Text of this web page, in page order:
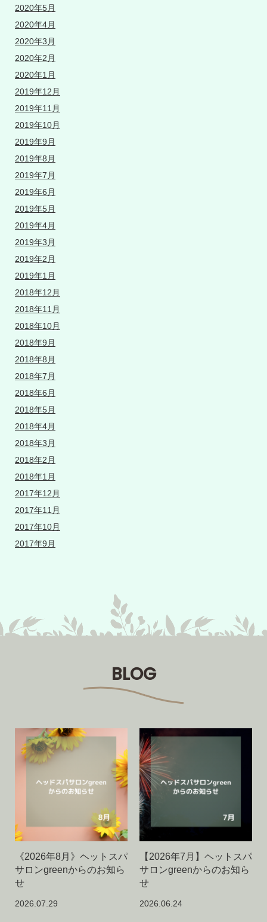
2020年5月
2020年4月
2020年3月
2020年2月
2020年1月
2019年12月
2019年11月
2019年10月
2019年9月
2019年8月
2019年7月
2019年6月
2019年5月
2019年4月
2019年3月
2019年2月
2019年1月
2018年12月
2018年11月
2018年10月
2018年9月
2018年8月
2018年7月
2018年6月
2018年5月
2018年4月
2018年3月
2018年2月
2018年1月
2017年12月
2017年11月
2017年10月
2017年9月
BLOG
《2026年8月》ヘットスパ
サロンgreenからのお知ら
せ
2026.07.29
【2026年7月】ヘットスパ
サロンgreenからのお知ら
せ
2026.06.24